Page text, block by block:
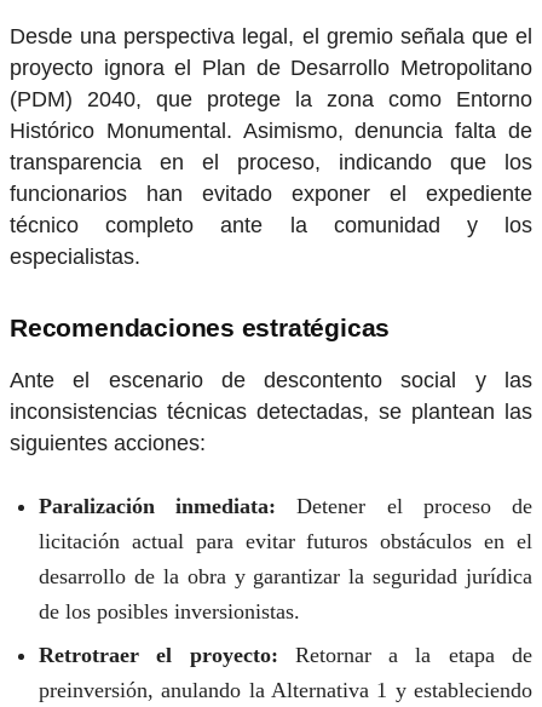
Desde una perspectiva legal, el gremio señala que el
proyecto ignora el Plan de Desarrollo Metropolitano
(PDM) 2040, que protege la zona como Entorno
Histórico Monumental. Asimismo, denuncia falta de
transparencia en el proceso, indicando que los
funcionarios han evitado exponer el expediente
técnico completo ante la comunidad y los
especialistas.
Recomendaciones estratégicas
Ante el escenario de descontento social y las
inconsistencias técnicas detectadas, se plantean las
siguientes acciones:
Paralización inmediata: Detener el proceso de
licitación actual para evitar futuros obstáculos en el
desarrollo de la obra y garantizar la seguridad jurídica
de los posibles inversionistas.
Retrotraer el proyecto: Retornar a la etapa de
preinversión, anulando la Alternativa 1 y estableciendo